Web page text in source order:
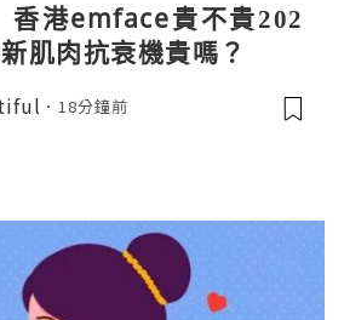
香港emface貴不貴202
肌肉抗衰機貴嗎？
18分鐘前